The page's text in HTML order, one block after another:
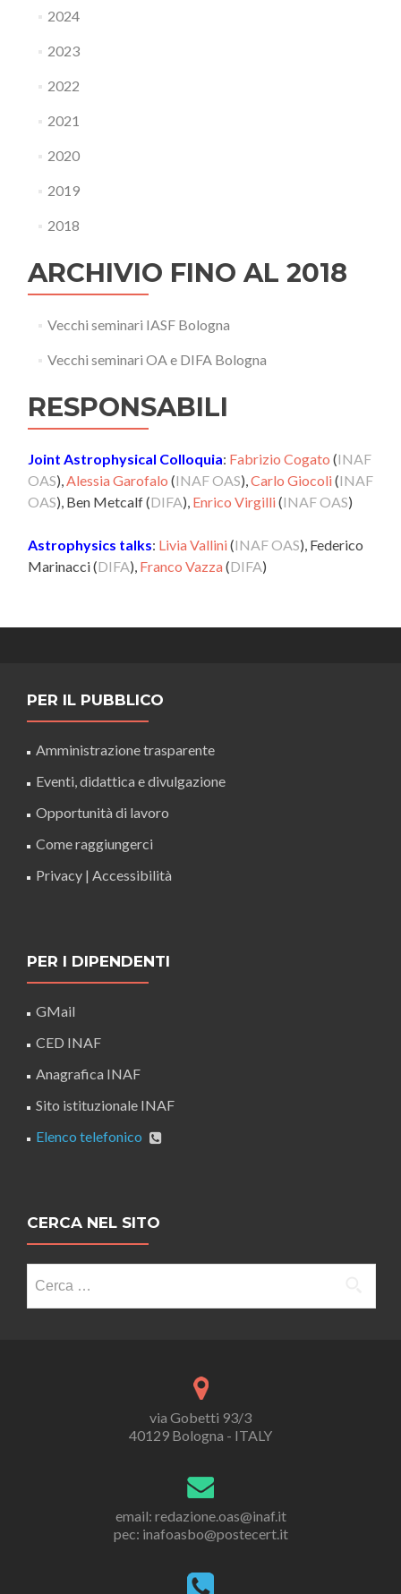
2024
2023
2022
2021
2020
2019
2018
ARCHIVIO FINO AL 2018
Vecchi seminari IASF Bologna
Vecchi seminari OA e DIFA Bologna
RESPONSABILI
Joint Astrophysical Colloquia: Fabrizio Cogato (INAF
OAS),Alessia Garofalo (INAF OAS),Carlo Giocoli(INAF
OAS), Ben Metcalf (DIFA), Enrico Virgilli(INAF OAS)
Astrophysics talks: Livia Vallini(INAF OAS), Federico
Marinacci (DIFA), Franco Vazza(DIFA)
PER IL PUBBLICO
Amministrazione trasparente
Eventi, didattica e divulgazione
Opportunità di lavoro
Come raggiungerci
Privacy | Accessibilità
PER I DIPENDENTI
GMail
CED INAF
Anagrafica INAF
Sito istituzionale INAF
Elenco telefonico
CERCA NEL SITO
per:
via Gobetti 93/3
40129 Bologna - ITALY
email: redazione.oas@inaf.it
pec: inafoasbo@postecert.it